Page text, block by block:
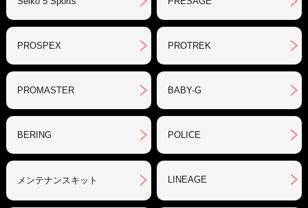
PROSPEX PROTREK
PROMASTER BABY-G
BERING POLICE
メンテナンスキット LINEAGE